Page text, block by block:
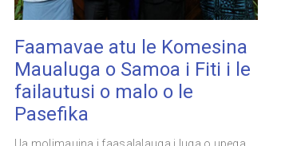
Faamavae atu le Komesina
Maualuga o Samoa i Fiti i le
failautusi o malo o le
Pasefika
Ua molimauina i faasalalauga i luga o upega